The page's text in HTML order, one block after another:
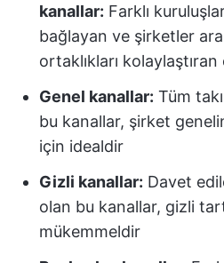
kanallar: Farklı
bağlayan ve şirketler
ortaklıkları
Genel kanallar: Tüm
bu kanallar, şirket
için idealdir
Gizli kanallar: Davet
olan bu kanallar, gizli
mükemmeldir